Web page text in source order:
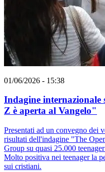
01/06/2026 - 15:38
Indagine internazionale
Z è aperta al Vangelo"
Presentati ad un convegno dei
risultati dell'indagine "The
Group su quasi 25.000
Molto positiva nei teenager la
sui cristiani.